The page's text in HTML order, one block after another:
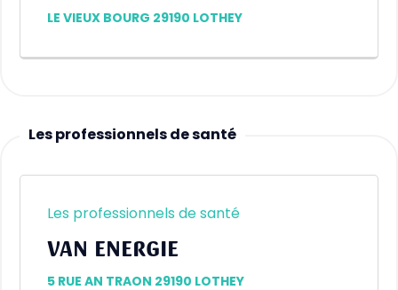
LE VIEUX BOURG 29190 LOTHEY
Les professionnels de santé
Les professionnels de santé
VAN ENERGIE
5 RUE AN TRAON 29190 LOTHEY